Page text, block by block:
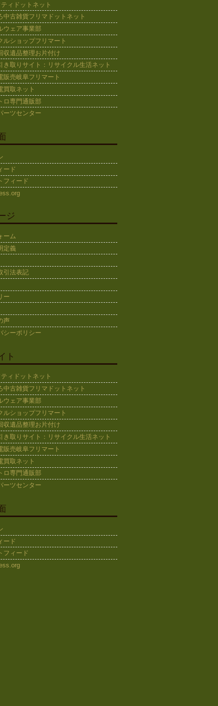
ィドットネット
中古雑貨フリマドットネット
ウェア事業部
ルショップフリマート
収遺品整理お片付け
き取りサイト：リサイクル生活ネット
販売岐阜フリマート
買取ネット
ロ専門通販部
ーツセンター
ード
フィード
ジ
ーム
定義
引法表記
ー
声
シーポリシー
ト
ィドットネット
中古雑貨フリマドットネット
ウェア事業部
ルショップフリマート
収遺品整理お片付け
き取りサイト：リサイクル生活ネット
販売岐阜フリマート
買取ネット
ロ専門通販部
ーツセンター
ード
フィード